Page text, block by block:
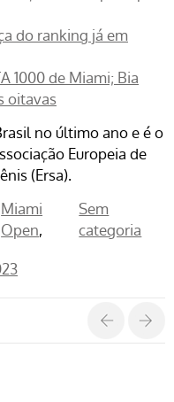
do ranking já em
1000 de Miami; Bia
oitavas
no último ano e é o
Europeia de
(Ersa).
Miami
Open
Sem
categoria